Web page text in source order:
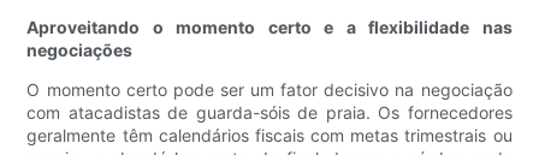
Aproveitando o momento certo e a flexibilidade nas
negociações
O momento certo pode ser um fator decisivo na negociação
com atacadistas de guarda-sóis de praia. Os fornecedores
geralmente têm calendários fiscais com metas trimestrais ou